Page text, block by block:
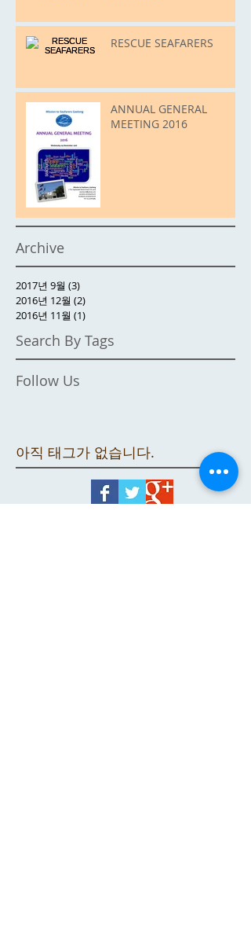
RESCUE SEAFARERS
ANNUAL GENERAL
MEETING 2016
Archive
2017년 9월 (3)
2016년 12월 (2)
2016년 11월 (1)
Search By Tags
Follow Us
아직 태그가 없습니다.